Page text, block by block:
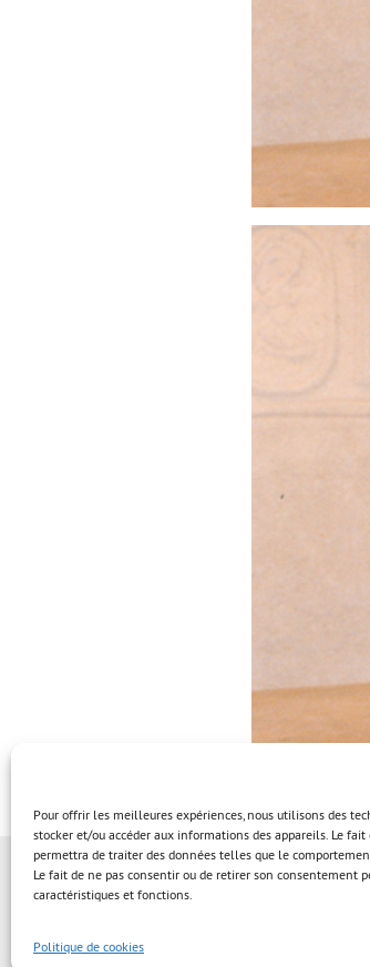
Pour offrir les meilleures expériences, nous utilisons des
stocker et/ou accéder aux informations des appareils. Le
permettra de traiter des données telles que le
Le fait de ne pas consentir ou de retirer son consentement
caractéristiques et fonctions.
Politique de cookies